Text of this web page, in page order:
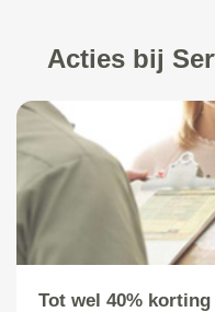
Acties bij
Tot wel 40%